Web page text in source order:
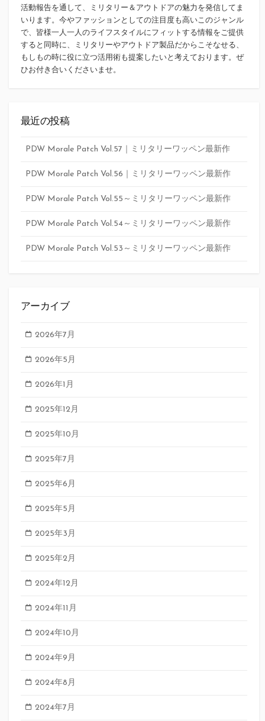
活動報告を通して、ミリタリー＆アウトドアの魅力を発信してま
いります。今やファッションとしての注目度も高いこのジャンル
で、皆様一人一人のライフスタイルにフィットする情報をご提供
すると同時に、ミリタリーやアウトドア製品だからこそなせる、
もしもの時に役に立つ活用術も提案したいと考えております。ぜ
ひお付き合いくださいませ。
最近の投稿
PDW Morale Patch Vol.57｜ミリタリーワッペン最新作
PDW Morale Patch Vol.56｜ミリタリーワッペン最新作
PDW Morale Patch Vol.55～ミリタリーワッペン最新作
PDW Morale Patch Vol.54～ミリタリーワッペン最新作
PDW Morale Patch Vol.53～ミリタリーワッペン最新作
アーカイブ
2026年7月
2026年5月
2026年1月
2025年12月
2025年10月
2025年7月
2025年6月
2025年5月
2025年3月
2025年2月
2024年12月
2024年11月
2024年10月
2024年9月
2024年8月
2024年7月